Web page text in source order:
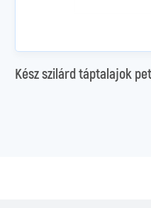
Kész szilárd táptalajok